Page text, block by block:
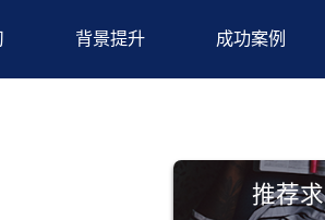
名企实习 背景提升